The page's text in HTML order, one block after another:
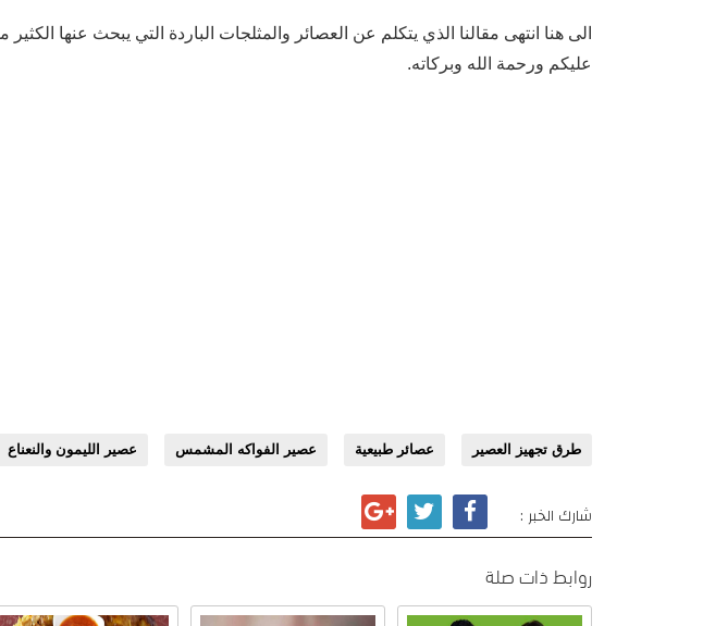
الى هنا انتهى مقالنا الذي يتكلم عن العصائر والمثلجات الباردة التي يبحث عنها
عليكم ورحمة الله وبركاته.
طرق تجهيز العصير عصائر طبيعية عصير الفواكه المشمس عصير الليمون والنعناع
شارك الخبر :
روابط ذات صلة